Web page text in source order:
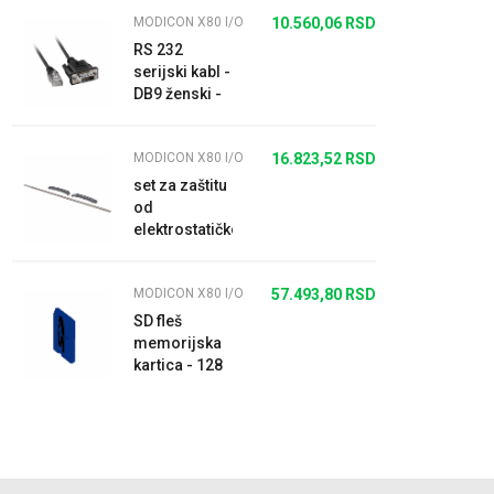
MODICON X80 I/O
RS 232
serijski kabl -
DB9 ženski -
10.560,06 RSD
MODICON X80 I/O
set za zaštitu
od
elektrostatičkog
12 slotova
16.823,52 RSD
MODICON X80 I/O
SD fleš
memorijska
kartica - 128
57.493,80 RSD